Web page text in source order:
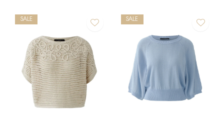
SALE SALE